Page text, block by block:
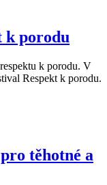
k porodu
k porodu. V
Respekt k porodu.
těhotné a